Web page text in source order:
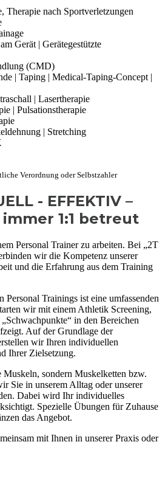
Therapie nach Sportverletzungen
Gerät | Gerätegestützte
(CMD)
| Taping | Medical-Taping-Concept |
| Lasertherapie
| Pulsationstherapie
| Stretching
Verordnung oder Selbstzahler
- EFFEKTIV –
immer 1:1 betreut
Personal Trainer zu arbeiten. Bei „2T
wir die Kompetenz unserer
und die Erfahrung aus dem Training
Personal Trainings ist eine umfassenden
wir mit einem Athletik Screening,
in den Bereichen
Auf der Grundlage der
wir Ihren individuellen
Ihrer Zielsetzung.
sondern Muskelketten bzw.
Sie in unserem Alltag oder unserer
Dabei wird Ihr individuelles
Spezielle Übungen für Zuhause
das Angebot.
mit Ihnen in unserer Praxis oder